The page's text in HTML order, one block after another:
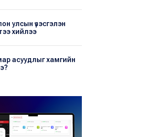
улсын үзэсгэлэн
хийлээ
асуудлыг хамгийн